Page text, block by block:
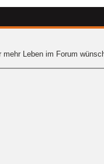
Leben im Forum